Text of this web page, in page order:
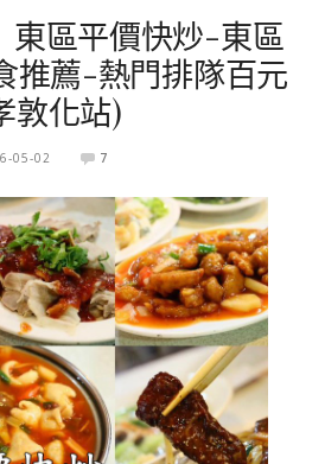
東區平價快炒-東區
推薦-熱門排隊百元
敦化站)
05-02 7